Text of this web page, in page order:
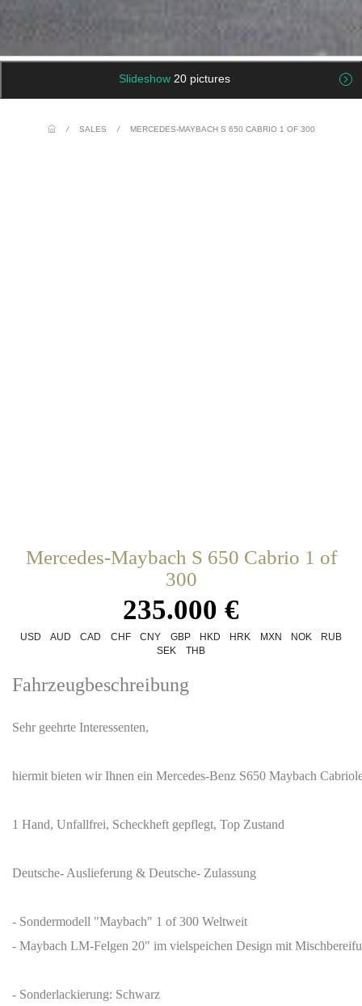
Slideshow 20 pictures
/ SALES / MERCEDES-MAYBACH S 650 CABRIO 1 OF 300
Mercedes-Maybach S 650 Cabrio 1 of
300
235.000 €
USD AUD CAD CHF CNY GBP HKD HRK MXN NOK
RUB
SEK
THB
Fahrzeugbeschreibung
Sehr geehrte Interessenten,
hiermit bieten wir Ihnen ein Mercedes-Benz S650 Maybach
1 Hand, Unfallfrei, Scheckheft gepflegt, Top Zustand
Deutsche- Auslieferung & Deutsche- Zulassung
- Sondermodell "Maybach" 1 of 300 Weltweit
- Maybach LM-Felgen 20" im vielspeichen Design mit
- Sonderlackierung: Schwarz